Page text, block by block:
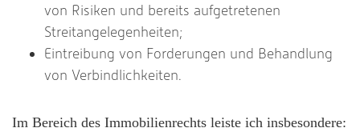
von Risiken und bereits aufgetretenen
Streitangelegenheiten;
Eintreibung von Forderungen und Behandlung
von Verbindlichkeiten.
Im Bereich des Immobilienrechts leiste ich insbesondere: